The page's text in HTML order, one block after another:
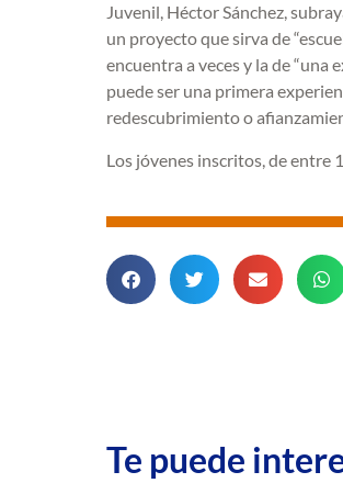
Juvenil, Héctor Sánchez,
un proyecto que sirva de
encuentra a veces y la de
puede ser una primera
redescubrimiento o
Los jóvenes inscritos, de entre
Te puede